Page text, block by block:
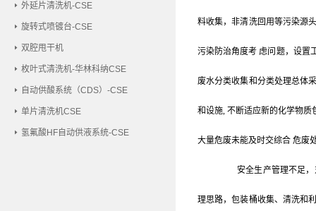
外延片清洗机-CSE
旋转式喷镀台-CSE
双腔甩干机
枚叶式清洗机-华林科纳CSE
自动供酸系统（CDS）-CSE
单片清洗机CSE
氢氟酸HF自动供液系统-CSE
料收集，非清洗回用等污染源
污染防治角度考 虑问题，设置
废水分类收集和分类处理总体
和设施, 不断适应新的化学物质
大量危废未能及时交综合 危废
安全生产管理不足
理思路，包装桶收集、清洗和